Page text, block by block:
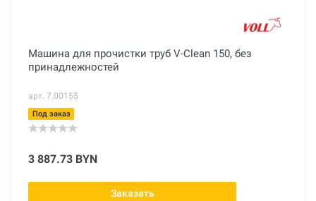
Машина для прочистки труб V-Clean 150, без
принадлежностей
арт. 7.00155
Под заказ
3 887.73 BYN
Заказать